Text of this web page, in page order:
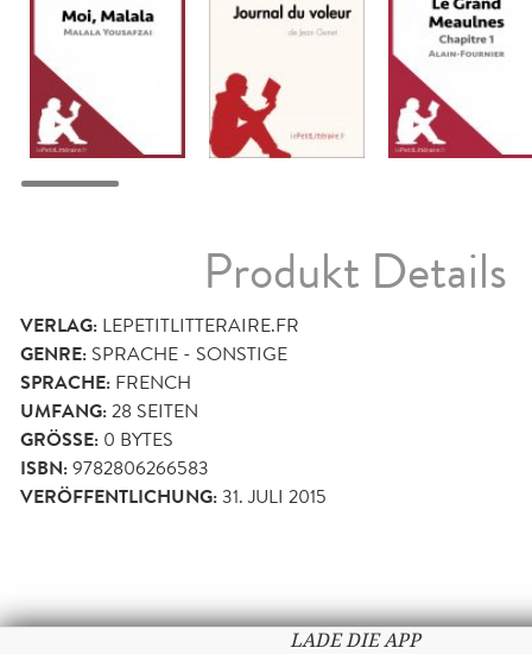
Produkt Details
VERLAG: LEPETITLITTERAIRE.FR
GENRE: SPRACHE - SONSTIGE
SPRACHE: FRENCH
UMFANG:28 SEITEN
GRÖSSE: 0 BYTES
ISBN:9782806266583
VERÖFFENTLICHUNG:31. JULI 2015
LADE DIE APP